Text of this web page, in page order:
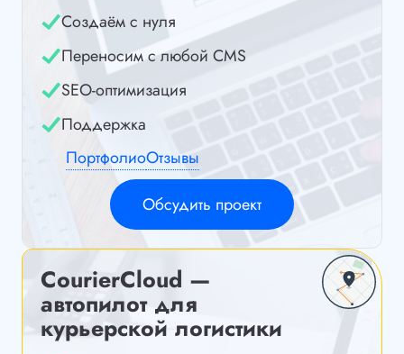
Создаём с нуля
Переносим с любой CMS
SEO-оптимизация
Поддержка
ПортфолиоОтзывы
Обсудить проект
CourierCloud —
автопилот для
курьерской логистики